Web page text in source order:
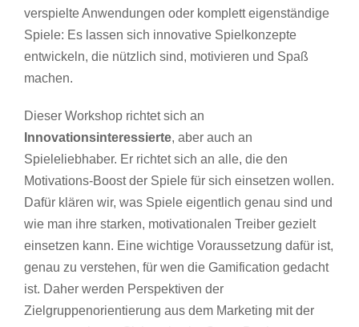
verspielte Anwendungen oder komplett eigenständige
Spiele: Es lassen sich innovative Spielkonzepte
entwickeln, die nützlich sind, motivieren und Spaß
machen.
Dieser Workshop richtet sich an
Innovationsinteressierte, aber auch an
Spieleliebhaber. Er richtet sich an alle, die den
Motivations-Boost der Spiele für sich einsetzen wollen.
Dafür klären wir, was Spiele eigentlich genau sind und
wie man ihre starken, motivationalen Treiber gezielt
einsetzen kann. Eine wichtige Voraussetzung dafür ist,
genau zu verstehen, für wen die Gamification gedacht
ist. Daher werden Perspektiven der
Zielgruppenorientierung aus dem Marketing mit der